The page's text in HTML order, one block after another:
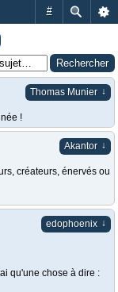
#
Thomas Munier ↓
!
Akantor ↓
créateurs, énervés ou
edophoenix ↓
qu'une chose à dire :